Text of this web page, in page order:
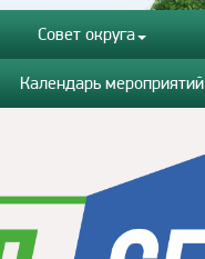
Совет округа
Календарь мероприятий